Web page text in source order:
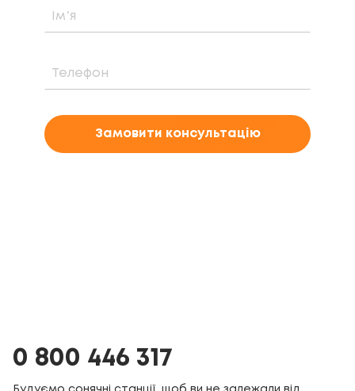
Замовити консультацію
0 800 446 317